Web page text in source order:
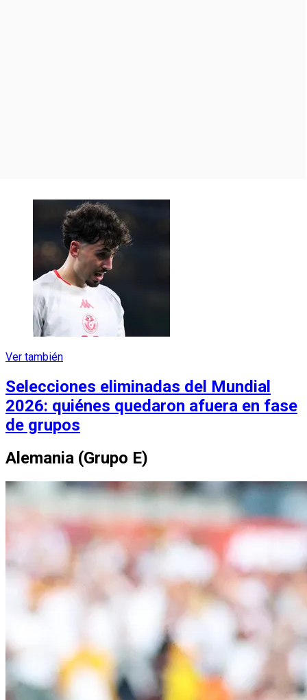
Ver también
Selecciones eliminadas del Mundial
2026: quiénes quedaron afuera en fase
de grupos
Alemania (Grupo E)